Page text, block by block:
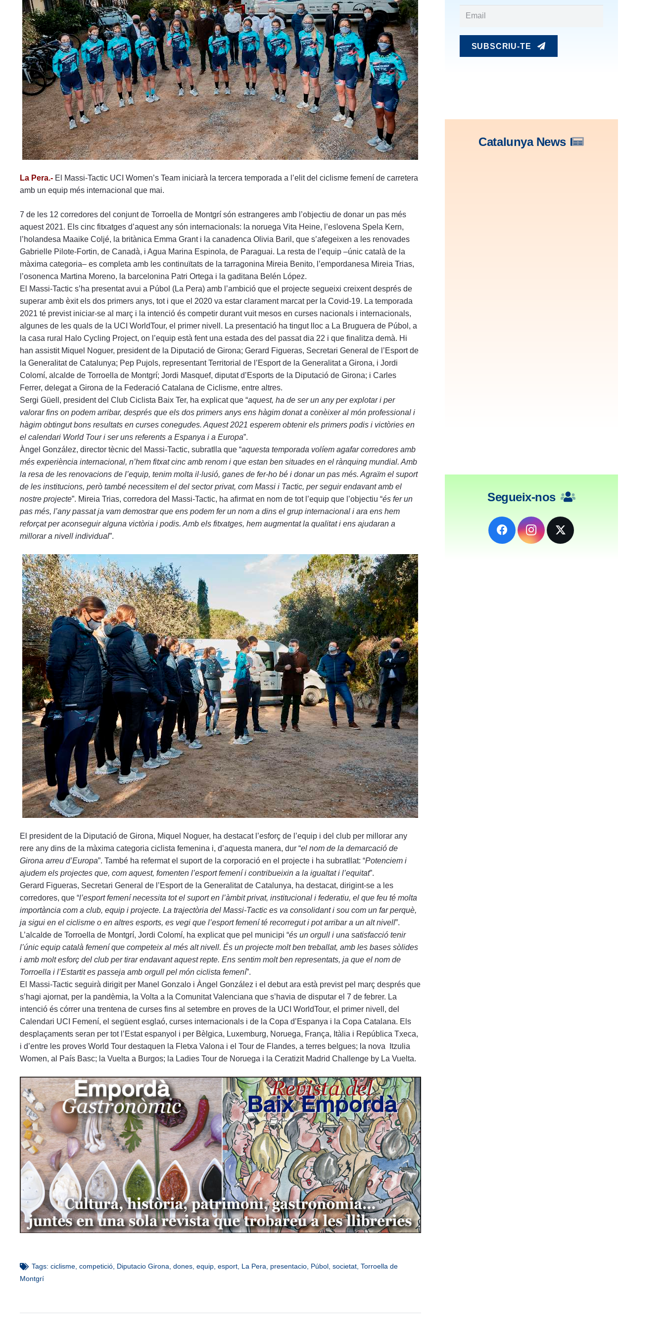
accesibilidad.
La Pera.- El Massi-Tactic UCI Women’s Team iniciarà la tercera temporada a l’elit del ciclisme femení de carretera
amb un equip més internacional que mai.
7 de les 12 corredores del conjunt de Torroella de Montgrí són estrangeres amb l’objectiu de donar un pas més
aquest 2021. Els cinc fitxatges d’aquest any són internacionals: la noruega Vita Heine, l’eslovena Spela Kern,
l’holandesa Maaike Coljé, la britànica Emma Grant i la canadenca Olivia Baril, que s’afegeixen a les renovades
Gabrielle Pilote-Fortin, de Canadà, i Agua Marina Espinola, de Paraguai. La resta de l’equip –únic català de la
màxima categoria– es completa amb les continuïtats de la tarragonina Mireia Benito, l’empordanesa Mireia Trias,
l’osonenca Martina Moreno, la barcelonina Patri Ortega i la gaditana Belén López.
El Massi-Tactic s’ha presentat avui a Púbol (La Pera) amb l’ambició que el projecte segueixi creixent després de
superar amb èxit els dos primers anys, tot i que el 2020 va estar clarament marcat per la Covid-19. La temporada
2021 té previst iniciar-se al març i la intenció és competir durant vuit mesos en curses nacionals i internacionals,
algunes de les quals de la UCI WorldTour, el primer nivell. La presentació ha tingut lloc a La Bruguera de Púbol, a
la casa rural Halo Cycling Project, on l’equip està fent una estada des del passat dia 22 i que finalitza demà. Hi
han assistit Miquel Noguer, president de la Diputació de Girona; Gerard Figueras, Secretari General de l’Esport de
la Generalitat de Catalunya; Pep Pujols, representant Territorial de l’Esport de la Generalitat a Girona, i Jordi
Colomí, alcalde de Torroella de Montgrí; Jordi Masquef, diputat d’Esports de la Diputació de Girona; i Carles
Ferrer, delegat a Girona de la Federació Catalana de Ciclisme, entre altres.
Sergi Güell, president del Club Ciclista Baix Ter, ha explicat que “aquest, ha de ser un any per explotar i per
valorar fins on podem arribar, després que els dos primers anys ens hàgim donat a conèixer al món professional i
hàgim obtingut bons resultats en curses conegudes. Aquest 2021 esperem obtenir els primers podis i victòries en
el calendari World Tour i ser uns referents a Espanya i a Europa”.
Àngel González, director tècnic del Massi-Tactic, subratlla que “aquesta temporada volíem agafar corredores amb
més experiència internacional, n’hem fitxat cinc amb renom i que estan ben situades en el rànquing mundial. Amb
la resa de les renovacions de l’equip, tenim molta il·lusió, ganes de fer-ho bé i donar un pas més. Agraïm el suport
de les institucions, però també necessitem el del sector privat, com Massi i Tactic, per seguir endavant amb el
nostre projecte”. Mireia Trias, corredora del Massi-Tactic, ha afirmat en nom de tot l’equip que l’objectiu “és fer un
pas més, l’any passat ja vam demostrar que ens podem fer un nom a dins el grup internacional i ara ens hem
reforçat per aconseguir alguna victòria i podis. Amb els fitxatges, hem augmentat la qualitat i ens ajudaran a
millorar a nivell individual”.
El president de la Diputació de Girona, Miquel Noguer, ha destacat l’esforç de l’equip i del club per millorar any
rere any dins de la màxima categoria ciclista femenina i, d’aquesta manera, dur “el nom de la demarcació de
Girona arreu d’Europa”. També ha refermat el suport de la corporació en el projecte i ha subratllat: “Potenciem i
ajudem els projectes que, com aquest, fomenten l’esport femení i contribueixin a la igualtat i l’equitat”.
Gerard Figueras, Secretari General de l’Esport de la Generalitat de Catalunya, ha destacat, dirigint-se a les
corredores, que “l’esport femení necessita tot el suport en l’àmbit privat, institucional i federatiu, el que feu té molta
importància com a club, equip i projecte. La trajectòria del Massi-Tactic es va consolidant i sou com un far perquè,
ja sigui en el ciclisme o en altres esports, es vegi que l’esport femení té recorregut i pot arribar a un alt nivell”.
L’alcalde de Torroella de Montgrí, Jordi Colomí, ha explicat que pel municipi “és un orgull i una satisfacció tenir
l’únic equip català femení que competeix al més alt nivell. És un projecte molt ben treballat, amb les bases sòlides
i amb molt esforç del club per tirar endavant aquest repte. Ens sentim molt ben representats, ja que el nom de
Torroella i l’Estartit es passeja amb orgull pel món ciclista femení”.
El Massi-Tactic seguirà dirigit per Manel Gonzalo i Àngel González i el debut ara està previst pel març després que
s’hagi ajornat, per la pandèmia, la Volta a la Comunitat Valenciana que s’havia de disputar el 7 de febrer. La
intenció és córrer una trentena de curses fins al setembre en proves de la UCI WorldTour, el primer nivell, del
Calendari UCI Femení, el següent esglaó, curses internacionals i de la Copa d’Espanya i la Copa Catalana. Els
desplaçaments seran per tot l’Estat espanyol i per Bèlgica, Luxemburg, Noruega, França, Itàlia i República Txeca,
i d’entre les proves World Tour destaquen la Fletxa Valona i el Tour de Flandes, a terres belgues; la nova Itzulia
Women, al País Basc; la Vuelta a Burgos; la Ladies Tour de Noruega i la Ceratizit Madrid Challenge by La Vuelta.
Tags: ciclisme, competició, Diputacio Girona, dones, equip, esport, La Pera, presentacio, Púbol, societat, Torroella de
Montgrí
SUBSCRIU-TE
Catalunya News
Segueix-nos